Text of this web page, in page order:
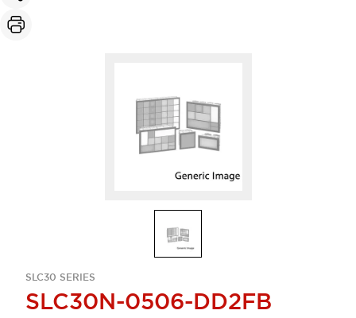
SLC30 SERIES
SLC30N-0506-DD2FB